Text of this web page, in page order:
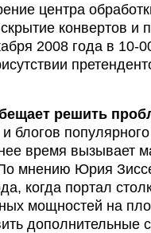
центра
конвертов и
2008 года в 10-
решить
блогов
время вызывает
мнению Юрия
когда портал
мощностей на
дополнительные